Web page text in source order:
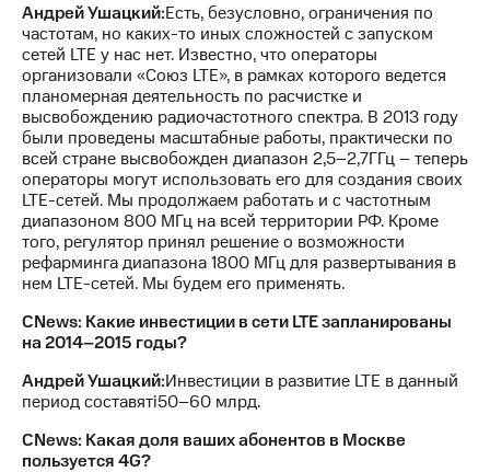
Андрей Ушацкий:Есть, безусловно, ограничения по
частотам, но каких-то иных сложностей с запуском
сетей LTE у нас нет. Известно, что операторы
организовали «Союз LTE», в рамках которого ведется
планомерная деятельность по расчистке и
высвобождению радиочастотного спектра. В 2013 году
были проведены масштабные работы, практически по
всей стране высвобожден диапазон 2,5–2,7ГГц – теперь
операторы могут использовать его для создания своих
LTE-сетей. Мы продолжаем работать и с частотным
диапазоном 800 МГц на всей территории РФ. Кроме
того, регулятор принял решение о возможности
рефарминга диапазона 1800 МГц для развертывания в
нем LTE-сетей. Мы будем его применять.
CNews: Какие инвестиции в сети LTE запланированы
на 2014–2015 годы?
Андрей Ушацкий:Инвестиции в развитие LTE в данный
период составятi50–60 млрд.
CNews: Какая доля ваших абонентов в Москве
пользуется 4G?